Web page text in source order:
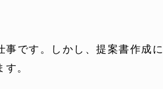
です。しかし、提案書作成に
。